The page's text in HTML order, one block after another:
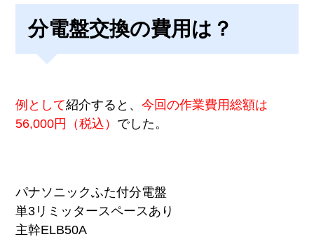
分電盤交換の費用は？
例として紹介すると、今回の作業費用総額は
56,000円（税込） でした。
パナソニックふた付分電盤
単3リミッタースペースあり
主幹ELB50A